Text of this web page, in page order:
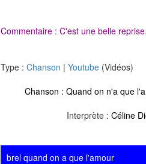
Commentaire : C'est une belle reprise.
Type : Chanson | Youtube (Vidéos)
Chanson : Quand on n'a que
Interprète : Céline
brel quand on a que l'amour